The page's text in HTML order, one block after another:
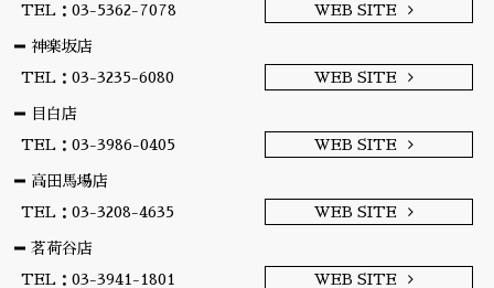
TEL：03-5362-7078
WEB SITE
神楽坂店
TEL：03-3235-6080
WEB SITE
目白店
TEL：03-3986-0405
WEB SITE
高田馬場店
TEL：03-3208-4635
WEB SITE
茗荷谷店
TEL：03-3941-1801
WEB SITE